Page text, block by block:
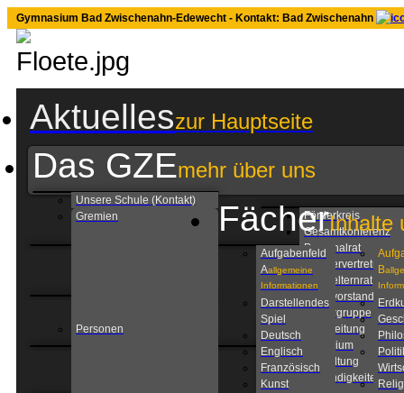
Gymnasium Bad Zwischenahn-Edewecht - Kontakt: Bad Zwischenahn
Aktuelleszur Hauptseite
Das GZEmehr über uns
Unsere Schule (Kontakt)
Gremien
Förderkreis
Gesamtkonferenz
Personalrat
Schülervertretung
Schulelternrat
Schulvorstand
Steuergruppe
Personen
Schulleitung
Kollegium
Verwaltung
Zuständigkeiten am
FächerInhalte
Aufgabenfeld
Aallgemeine
Informationen
Darstellendes
Spiel
Deutsch
Englisch
Französisch
Kunst
B